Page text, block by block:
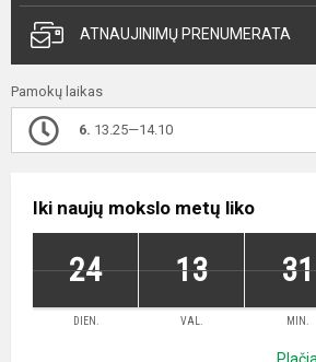
ATNAUJINIMŲ PRENUMERATA
Pamokų laikas
6. 13.25—14.10
Iki naujų mokslo metų liko
24 13 31
DIEN. VAL. MIN.